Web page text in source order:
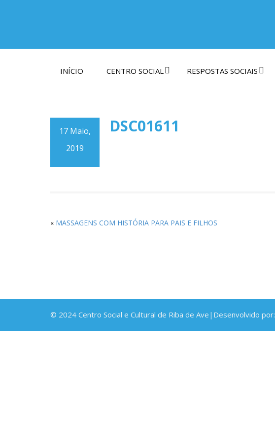
INÍCIO CENTRO SOCIAL RESPOSTAS SOCIAIS
17 Maio,
2019
DSC01611
« MASSAGENS COM HISTÓRIA PARA PAIS E FILHOS
© 2024 Centro Social e Cultural de Riba de Ave|Desenvolvido por: